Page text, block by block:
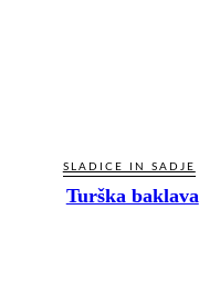
SLADICE IN SADJE
Turška baklava